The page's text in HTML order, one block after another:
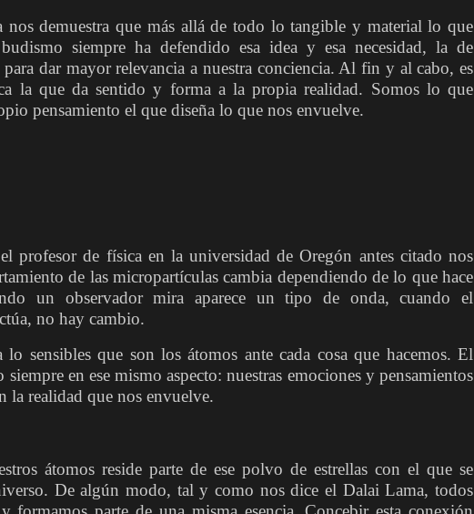
nos demuestra que más allá de todo lo tangible y material lo que
siempre ha defendido esa idea y esa necesidad, la de
dar mayor relevancia a nuestra conciencia. Al fin y al cabo, es
la que da sentido y forma a la propia realidad. Somos lo que
pensamiento el que diseña lo que nos envuelve.
profesor de física en la universidad de Oregón antes citado nos
de las micropartículas cambia dependiendo de lo que hace
un observador mira aparece un tipo de onda, cuando el
no hay cambio.
lo sensibles que son los átomos ante cada cosa que hacemos. El
en ese mismo aspecto: nuestras emociones y pensamientos
la realidad que nos envuelve.
átomos reside parte de ese polvo de estrellas con el que se
De algún modo, tal y como nos dice el Dalai Lama, todos